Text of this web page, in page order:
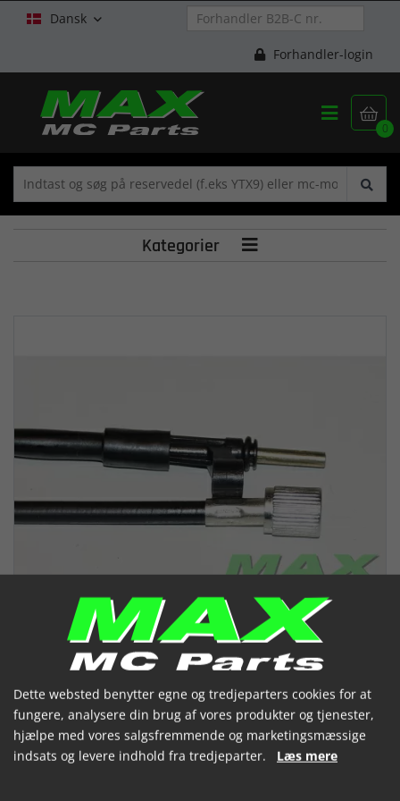
Dansk 
Forhandler-login

0

Kategorier 
Speedometerkabel
Dette websted benytter egne og tredjeparters cookies for at
fungere, analysere din brug af vores produkter og tjenester,
hjælpe med vores salgsfremmende og marketingsmæssige
indsats og levere indhold fra tredjeparter. Læs mere